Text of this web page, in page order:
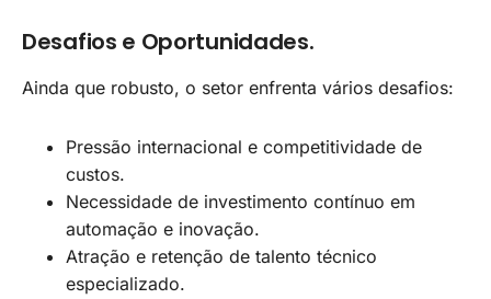
Desafios e Oportunidades.
Ainda que robusto, o setor enfrenta vários desafios:
Pressão internacional e competitividade de
custos.
Necessidade de investimento contínuo em
automação e inovação.
Atração e retenção de talento técnico
especializado.